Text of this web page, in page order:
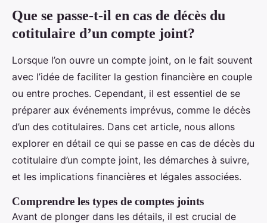
Que se passe-t-il en cas de décès
du cotitulaire d'un compte joint
?
Anna 7 novembre 2024 6 min de lecture
Que se passe-t-il en cas de décès du
cotitulaire d’un compte joint?
Lorsque l’on ouvre un compte joint, on le fait souvent
avec l’idée de faciliter la gestion financière en couple
ou entre proches. Cependant, il est essentiel de se
préparer aux événements imprévus, comme le décès
d’un des cotitulaires. Dans cet article, nous allons
explorer en détail ce qui se passe en cas de décès du
cotitulaire d’un compte joint, les démarches à suivre,
et les implications financières et légales associées.
Comprendre les types de comptes joints
Avant de plonger dans les détails, il est crucial de